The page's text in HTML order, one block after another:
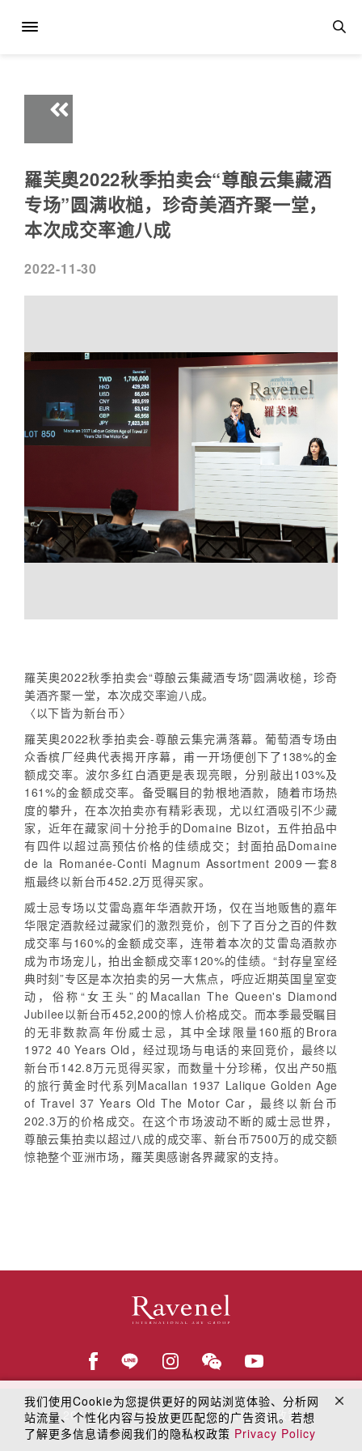
羅芙奧2022秋季拍卖会“尊酿云集藏酒
专场”圆满收槌，珍奇美酒齐聚一堂，
本次成交率逾八成
2022-11-30
羅芙奧2022秋季拍卖会“尊酿云集藏酒专场”圆满收槌，珍奇
美酒齐聚一堂，本次成交率逾八成。
〈以下皆为新台币〉
羅芙奧2022秋季拍卖会-尊酿云集完满落幕。葡萄酒专场由
众香槟厂经典代表揭开序幕，甫一开场便创下了138%的金
额成交率。波尔多红白酒更是表现亮眼，分别敲出103%及
161%的金额成交率。备受瞩目的勃根地酒款，随着市场热
度的攀升，在本次拍卖亦有精彩表现，尤以红酒吸引不少藏
家，近年在藏家间十分抢手的Domaine Bizot，五件拍品中
有四件以超过高预估价格的佳绩成交；封面拍品Domaine
de la Romanée-Conti Magnum Assortment 2009一套8
瓶最终以新台币452.2万觅得买家。
威士忌专场以艾雷岛嘉年华酒款开场，仅在当地贩售的嘉年
华限定酒款经过藏家们的激烈竞价，创下了百分之百的件数
成交率与160%的金额成交率，连带着本次的艾雷岛酒款亦
成为市场宠儿，拍出金额成交率120%的佳绩。“封存皇室经
典时刻”专区是本次拍卖的另一大焦点，呼应近期英国皇室变
动，俗称“女王头”的Macallan The Queen's Diamond
Jubilee以新台币452,200的惊人价格成交。而本季最受瞩目
的无非数款高年份威士忌，其中全球限量160瓶的Brora
1972 40 Years Old，经过现场与电话的来回竞价，最终以
新台币142.8万元觅得买家，而数量十分珍稀，仅出产50瓶
的旅行黄金时代系列Macallan 1937 Lalique Golden Age
of Travel 37 Years Old The Motor Car，最终以新台币
202.3万的价格成交。在这个市场波动不断的威士忌世界，
尊酿云集拍卖以超过八成的成交率、新台币7500万的成交额
惊艳整个亚洲市场，羅芙奧感谢各界藏家的支持。
© 2018罗芙奥艺术集团 在线隐私权保护政策
我们使用Cookie为您提供更好的网站浏览体验、分析网
站流量、个性化内容与投放更匹配您的广告资讯。若想
了解更多信息请参阅我们的隐私权政策 Privacy Policy